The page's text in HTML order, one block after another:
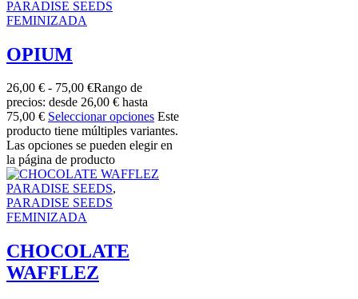
PARADISE SEEDS
FEMINIZADA
OPIUM
26,00 € - 75,00 €Rango de
precios: desde 26,00 € hasta
75,00 € Seleccionar opciones Este
producto tiene múltiples variantes.
Las opciones se pueden elegir en
la página de producto
PARADISE SEEDS,
PARADISE SEEDS
FEMINIZADA
CHOCOLATE
WAFFLEZ